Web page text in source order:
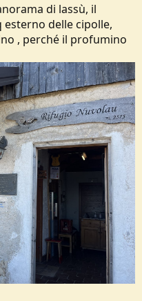
di lassù, il
delle cipolle,
, perché il profumino